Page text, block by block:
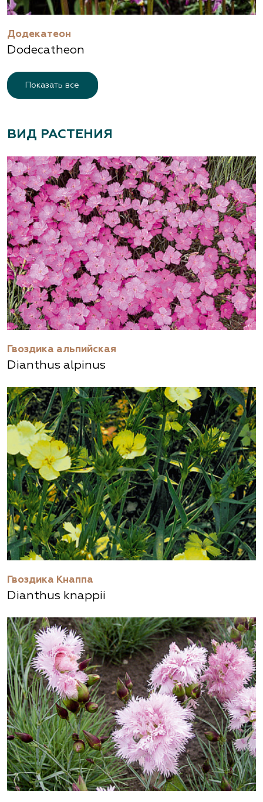
Додекатеон
Dodecatheon
Показать все
ВИД РАСТЕНИЯ
Гвоздика альпийская
Dianthus alpinus
Гвоздика Кнаппа
Dianthus knappii